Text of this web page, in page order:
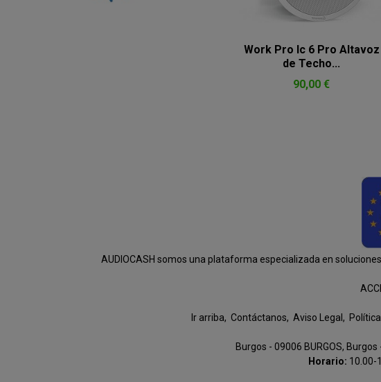
Work Pro Ic 6 Pro Altavoz
de Techo...
90,00 €
AUDIOCASH somos una plataforma especializada en
Ir arriba Contáctanos Aviso Legal
Burgos - 09006 BURGOS,
Horario: 10.00-